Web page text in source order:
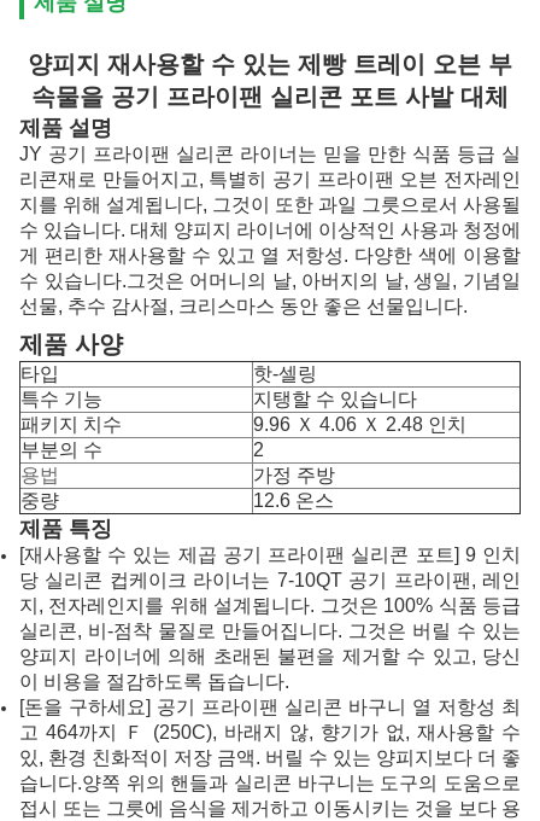
양피지 재사용할 수 있는 제빵 트레이 오븐 부
속물을 공기 프라이팬 실리콘 포트 사발 대체
제품 설명
JY 공기 프라이팬 실리콘 라이너는 믿을 만한 식품 등급 실
리콘재로 만들어지고, 특별히 공기 프라이팬 오븐 전자레인
지를 위해 설계됩니다, 그것이 또한 과일 그릇으로서 사용될
수 있습니다. 대체 양피지 라이너에 이상적인 사용과 청정에
게 편리한 재사용할 수 있고 열 저항성. 다양한 색에 이용할
수 있습니다.그것은 어머니의 날, 아버지의 날, 생일, 기념일
선물, 추수 감사절, 크리스마스 동안 좋은 선물입니다.
제품 사양
타입
핫-셀링
특수 기능
지탱할 수 있습니다
패키지 치수
9.96 Ｘ 4.06 Ｘ 2.48 인치
부분의 수
2
용법
가정 주방
중량
12.6 온스
제품 특징
[재사용할 수 있는 제곱 공기 프라이팬 실리콘 포트] 9 인치
당 실리콘 컵케이크 라이너는 7-10QT 공기 프라이팬, 레인
지, 전자레인지를 위해 설계됩니다. 그것은 100% 식품 등급
실리콘, 비-점착 물질로 만들어집니다. 그것은 버릴 수 있는
양피지 라이너에 의해 초래된 불편을 제거할 수 있고, 당신
이 비용을 절감하도록 돕습니다.
[돈을 구하세요] 공기 프라이팬 실리콘 바구니 열 저항성 최
고 464까지 Ｆ (250C), 바래지 않, 향기가 없, 재사용할 수
있, 환경 친화적이 저장 금액. 버릴 수 있는 양피지보다 더 좋
습니다.양쪽 위의 핸들과 실리콘 바구니는 도구의 도움으로
접시 또는 그릇에 음식을 제거하고 이동시키는 것을 보다 용